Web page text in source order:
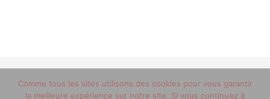
© 2012-2020 copyright trucsdemec.fr - blog lifestyle
Comme tous les sites utilisons des cookies pour vous garantir
la meilleure expérience sur notre site. Si vous continuez à